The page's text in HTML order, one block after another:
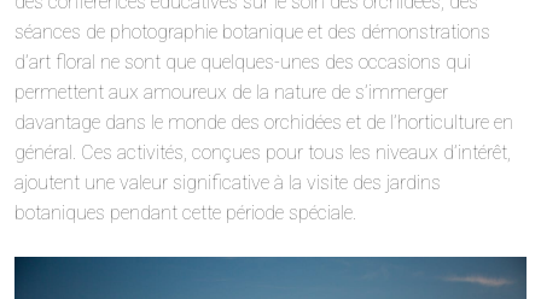
séances de photographie botanique et des démonstrations
d’art floral ne sont que quelques-unes des occasions qui
permettent aux amoureux de la nature de s’immerger
davantage dans le monde des orchidées et de l’horticulture en
général. Ces activités, conçues pour tous les niveaux d’intérêt,
ajoutent une valeur significative à la visite des jardins
botaniques pendant cette période spéciale.